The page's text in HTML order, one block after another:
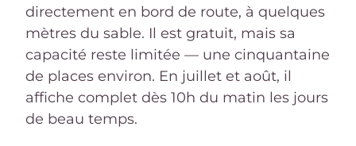
directement en bord de route, à quelques
mètres du sable. Il est gratuit, mais sa
capacité reste limitée — une cinquantaine
de places environ. En juillet et août, il
affiche complet dès 10h du matin les jours
de beau temps.